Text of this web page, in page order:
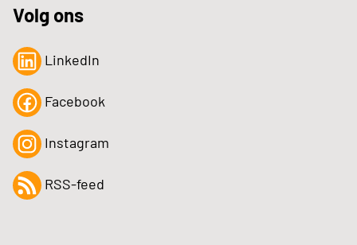
Volg ons
LinkedIn
Facebook
Instagram
RSS-feed